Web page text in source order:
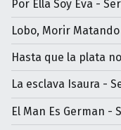
Por Ella Soy Eva -
Lobo, Morir
Hasta que la plata
La esclava Isaura -
El Man Es German -